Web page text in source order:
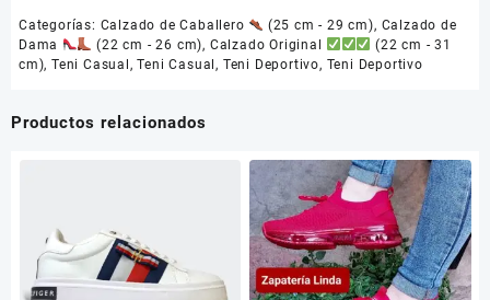
Categorías: Calzado de Caballero (25 cm - 29 cm), Calzado de
Dama
(22 cm - 26 cm), Calzado Original
(22 cm - 31
cm),Teni Casual ,Teni Casual, Teni Deportivo, Teni Deportivo
Productos relacionados